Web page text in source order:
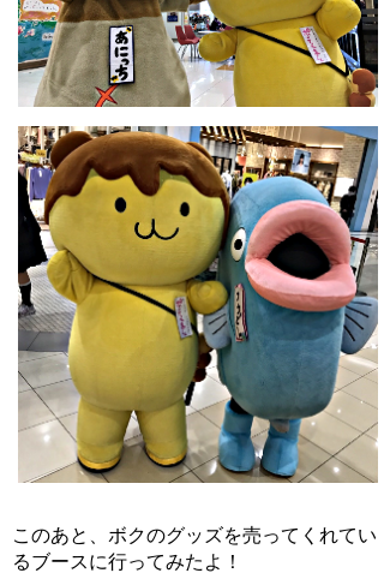
このあと、ボクのグッズを売ってくれてい
るブースに行ってみたよ！